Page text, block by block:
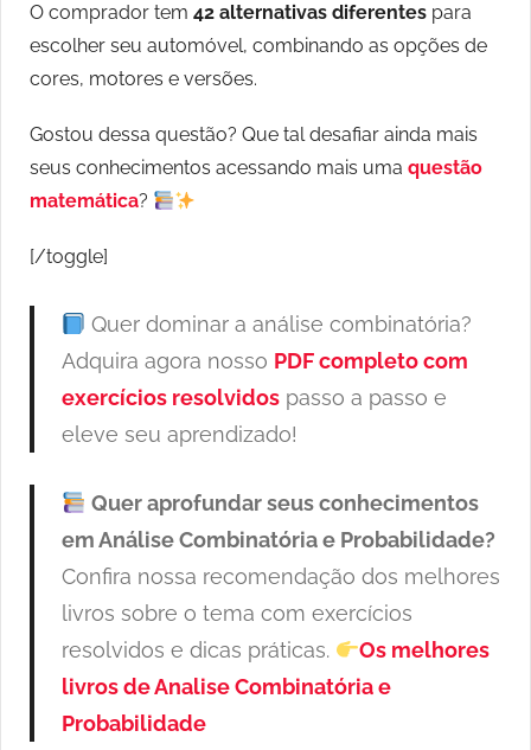
O comprador tem 42 alternativas diferentes para
escolher seu automóvel, combinando as opções de
cores, motores e versões.
Gostou dessa questão? Que tal desafiar ainda mais
seus conhecimentos acessando mais uma questão
matemática?
[/toggle]
Quer dominar a análise combinatória?
Adquira agora nosso PDF completo com
exercícios resolvidospasso a passo e
eleve seu aprendizado!
Quer aprofundar seus conhecimentos
em Análise Combinatória e Probabilidade?
Confira nossa recomendação dos melhores
livros sobre o tema com exercícios
resolvidos e dicas práticas.
Os melhores
livros de Analise Combinatória e
Probabilidade